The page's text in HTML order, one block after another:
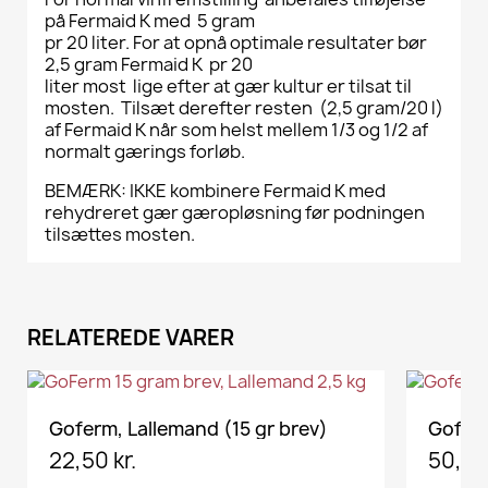
på Fermaid K med 5 gram
pr 20 liter. For at opnå optimale resultater bør
2,5 gram Fermaid K pr 20
liter most lige efter at gær kultur er tilsat til
mosten. Tilsæt derefter resten (2,5 gram/20 l)
af Fermaid K når som helst mellem 1/3 og 1/2 af
normalt gærings forløb.
BEMÆRK: IKKE kombinere Fermaid K med
rehydreret gær gæropløsning før podningen
tilsættes mosten.
RELATEREDE VARER
VIS HER
Goferm, Lallemand (15 gr brev)
22,50 kr.